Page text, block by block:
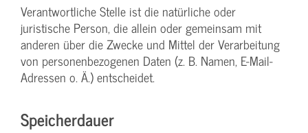
Verantwortliche Stelle ist die natürliche oder
juristische Person, die allein oder gemeinsam mit
anderen über die Zwecke und Mittel der Verarbeitung
von personenbezogenen Daten (z. B. Namen, E-Mail-
Adressen o. Ä.) entscheidet.
Speicherdauer